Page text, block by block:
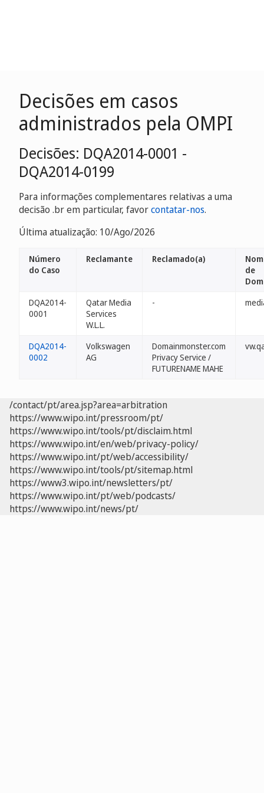
Decisões em casos
administrados pela OMPI
Decisões: DQA2014-0001 -
DQA2014-0199
Para informações complementares relativas a uma
decisão .br em particular, favorcontatar-nos.
Última atualização: 10/Ago/2026
Número
do Caso
Reclamante Reclamado(a)
de
DQA2014-
0001
Qatar Media
Services
W.L.L.
-
DQA2014-
0002
Volkswagen
AG
Domainmonster.com
Privacy Service /
FUTURENAME MAHE
/contact/pt/area.jsp?area=arbitration
https://www.wipo.int/pressroom/pt/
https://www.wipo.int/tools/pt/disclaim.html
https://www.wipo.int/en/web/privacy-policy/
https://www.wipo.int/pt/web/accessibility/
https://www.wipo.int/tools/pt/sitemap.html
https://www3.wipo.int/newsletters/pt/
https://www.wipo.int/pt/web/podcasts/
https://www.wipo.int/news/pt/